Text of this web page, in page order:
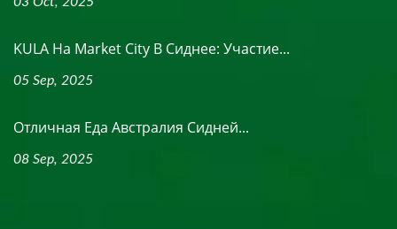
KULA На Market City В Сиднее: Участие...
05 Sep, 2025
Отличная Еда Австралия Сидней...
08 Sep, 2025